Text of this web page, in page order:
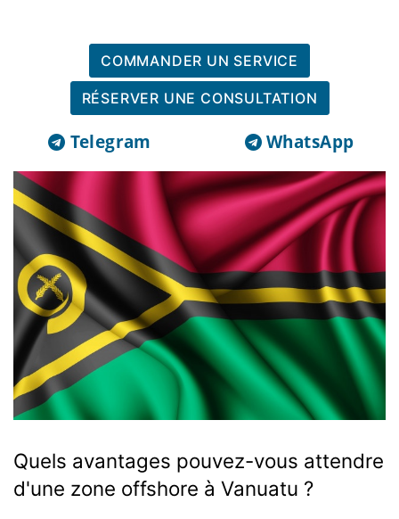
COMMANDER UN SERVICE
RÉSERVER UNE CONSULTATION
Telegram WhatsApp
Quels avantages pouvez-vous attendre
d'une zone offshore à Vanuatu ?